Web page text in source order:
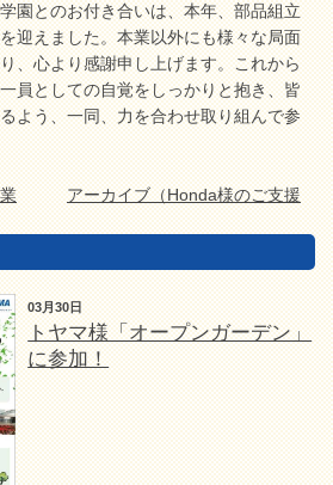
とのお付き合いは、本年、部品組立
迎えました。本業以外にも様々な局面
、心より感謝申し上げます。これから
員としての自覚をしっかりと抱き、皆
よう、一同、力を合わせ取り組んで参
アーカイブ（Honda様のご支援
03月30日
トヤマ様「オープンガーデン」
に参加！